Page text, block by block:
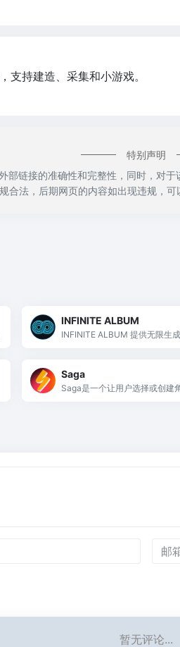
支持建造、采集和小游戏。
特别声明
部链接的准确性和完整性，同时，对
合法，后期网页的内容如出现违规，
INFINITE ALBUM
INFINITE ALBUM 提供无限生
Saga
Saga是一个让用户选择或创建
暂无评论...